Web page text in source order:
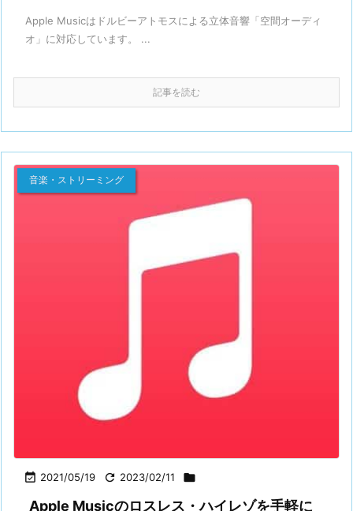
Apple Musicはドルビーアトモスによる立体音響「空間オーディ
オ」に対応しています。 ...
記事を読む
 2021/05/19  2023/02/11 
音楽・ストリーミング
Apple Musicのロスレス・ハイレゾを手軽に